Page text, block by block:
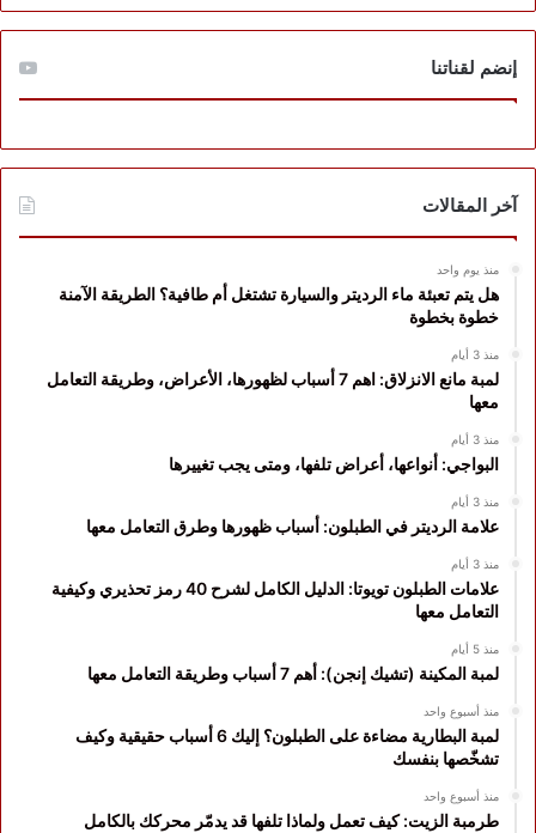
إنضم لقناتنا
آخر المقالات
منذ يوم واحد
هل يتم تعبئة ماء الرديتر والسيارة تشتغل أم طافية؟ الطريقة الآمنة
خطوة بخطوة
منذ 3 أيام
لمبة مانع الانزلاق: اهم 7 أسباب لظهورها، الأعراض، وطريقة التعامل
معها
منذ 3 أيام
البواجي: أنواعها، أعراض تلفها، ومتى يجب تغييرها
منذ 3 أيام
علامة الرديتر في الطبلون: أسباب ظهورها وطرق التعامل معها
منذ 3 أيام
علامات الطبلون تويوتا: الدليل الكامل لشرح 40 رمز تحذيري وكيفية
التعامل معها
منذ 5 أيام
لمبة المكينة (تشيك إنجن): أهم 7 أسباب وطريقة التعامل معها
منذ أسبوع واحد
لمبة البطارية مضاءة على الطبلون؟ إليك 6 أسباب حقيقية وكيف
تشخّصها بنفسك
منذ أسبوع واحد
طرمبة الزيت: كيف تعمل ولماذا تلفها قد يدمّر محركك بالكامل